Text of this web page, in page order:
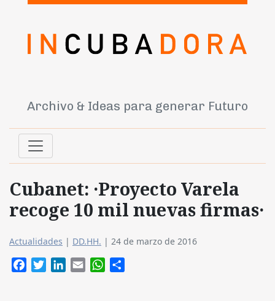
Archivo & Ideas para generar Futuro
Cubanet: ·Proyecto Varela
recoge 10 mil nuevas firmas·
Actualidades | DD.HH. | 24 de marzo de 2016
FacebookTwitterLinkedIn
Email WhatsApp